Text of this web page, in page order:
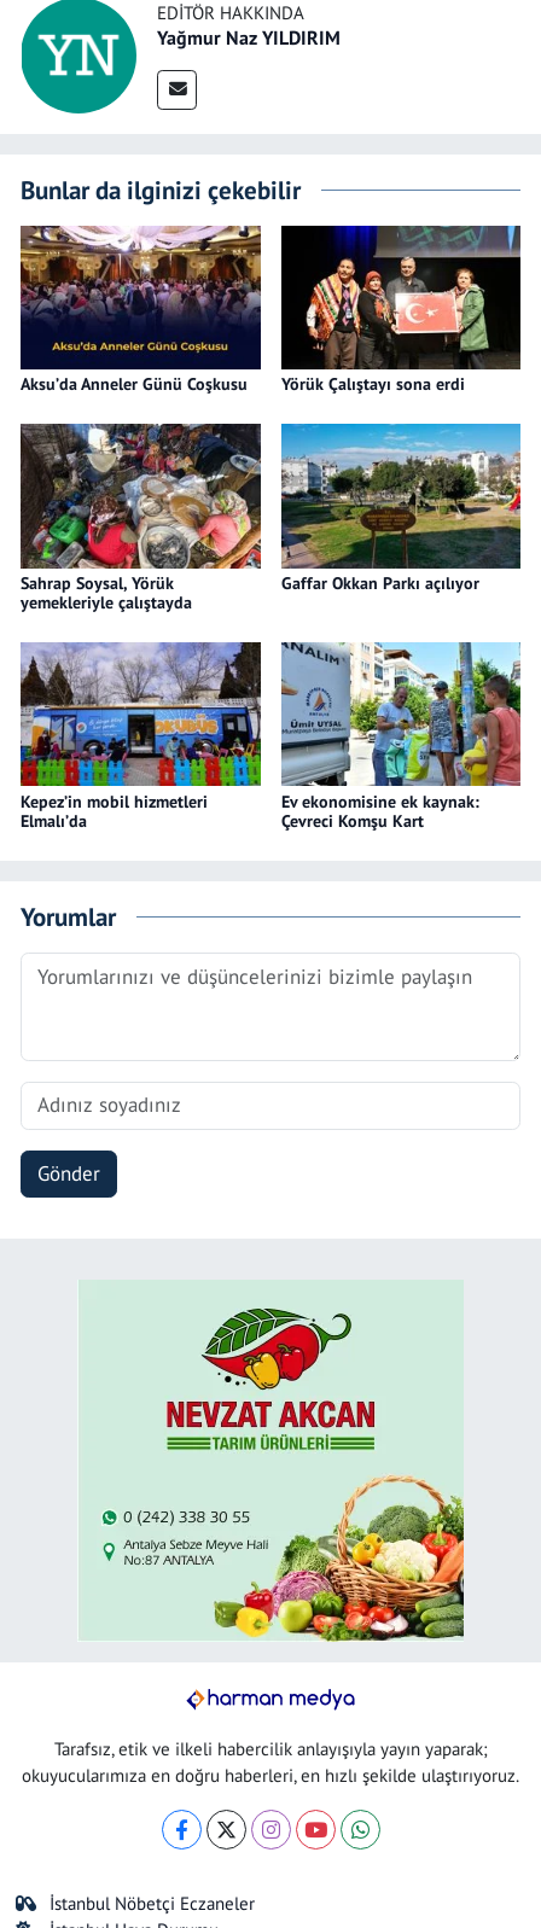
EDITÖR HAKKINDA
Yağmur Naz YILDIRIM
Bunlar da ilginizi çekebilir
Aksu’da Anneler Günü Coşkusu Yörük Çalıştayı sona erdi
Sahrap Soysal, Yörük
yemekleriyle çalıştayda
Gaffar Okkan Parkı açılıyor
Kepez’in mobil hizmetleri
Elmalı’da
Ev ekonomisine ek kaynak:
Çevreci Komşu Kart
Yorumlar
Gönder
Tarafsız, etik ve ilkeli habercilik anlayışıyla yayın yaparak;
okuyucularımıza en doğru haberleri, en hızlı şekilde ulaştırıyoruz.
İstanbul Nöbetçi Eczaneler